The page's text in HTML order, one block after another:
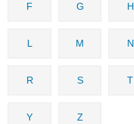
F G H
L M N
R S T
Y Z